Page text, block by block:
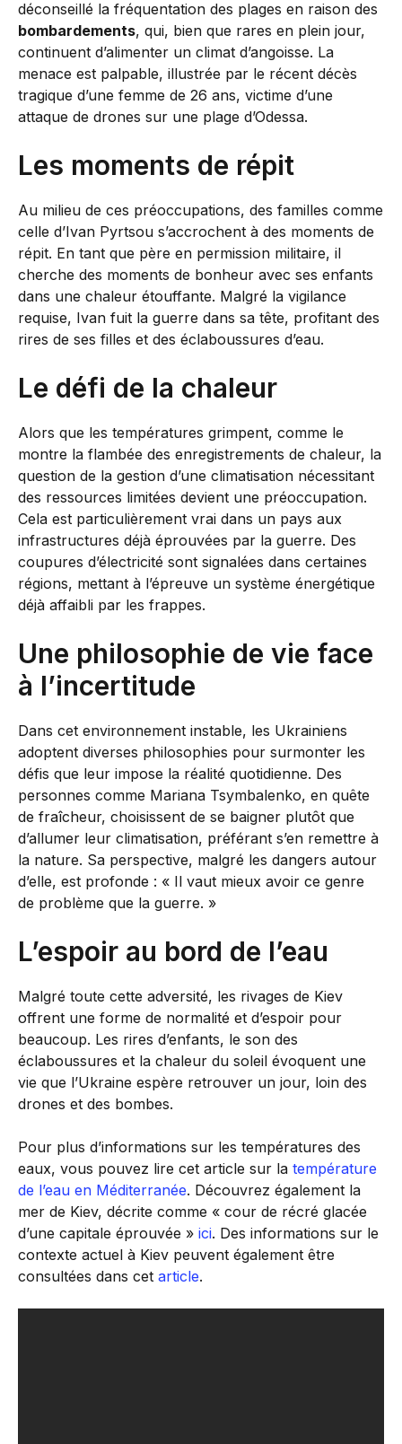
déconseillé la fréquentation des plages en raison des
bombardements, qui, bien que rares en plein jour,
continuent d’alimenter un climat d’angoisse. La
menace est palpable, illustrée par le récent décès
tragique d’une femme de 26 ans, victime d’une
attaque de drones sur une plage d’Odessa.
Les moments de répit
Au milieu de ces préoccupations, des familles comme
celle d’Ivan Pyrtsou s’accrochent à des moments de
répit. En tant que père en permission militaire, il
cherche des moments de bonheur avec ses enfants
dans une chaleur étouffante. Malgré la vigilance
requise, Ivan fuit la guerre dans sa tête, profitant des
rires de ses filles et des éclaboussures d’eau.
Le défi de la chaleur
Alors que les températures grimpent, comme le
montre la flambée des enregistrements de chaleur, la
question de la gestion d’une climatisation nécessitant
des ressources limitées devient une préoccupation.
Cela est particulièrement vrai dans un pays aux
infrastructures déjà éprouvées par la guerre. Des
coupures d’électricité sont signalées dans certaines
régions, mettant à l’épreuve un système énergétique
déjà affaibli par les frappes.
Une philosophie de vie face
à l’incertitude
Dans cet environnement instable, les Ukrainiens
adoptent diverses philosophies pour surmonter les
défis que leur impose la réalité quotidienne. Des
personnes comme Mariana Tsymbalenko, en quête
de fraîcheur, choisissent de se baigner plutôt que
d’allumer leur climatisation, préférant s’en remettre à
la nature. Sa perspective, malgré les dangers autour
d’elle, est profonde : « Il vaut mieux avoir ce genre
de problème que la guerre. »
L’espoir au bord de l’eau
Malgré toute cette adversité, les rivages de Kiev
offrent une forme de normalité et d’espoir pour
beaucoup. Les rires d’enfants, le son des
éclaboussures et la chaleur du soleil évoquent une
vie que l’Ukraine espère retrouver un jour, loin des
drones et des bombes.
Pour plus d’informations sur les températures des
eaux, vous pouvez lire cet article sur la température
de l’eau en Méditerranée. Découvrez également la
mer de Kiev, décrite comme « cour de récré glacée
d’une capitale éprouvée » ici. Des informations sur le
contexte actuel à Kiev peuvent également être
consultées dans cet article.